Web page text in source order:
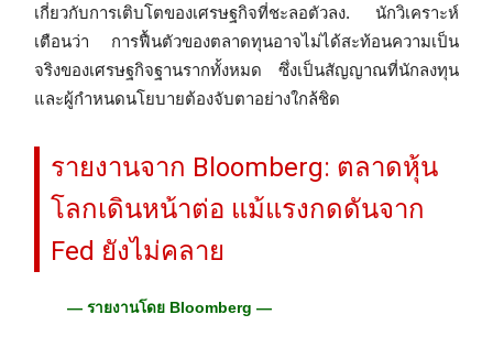
เกี่ยวกับการเติบโตของเศรษฐกิจที่ชะลอตัวลง. นักวิเคราะห์
เตือนว่า การฟื้นตัวของตลาดทุนอาจไม่ได้สะท้อนความเป็น
จริงของเศรษฐกิจฐานรากทั้งหมด ซึ่งเป็นสัญญาณที่นักลงทุน
และผู้กำหนดนโยบายต้องจับตาอย่างใกล้ชิด
รายงานจาก Bloomberg: ตลาดหุ้น
โลกเดินหน้าต่อ แม้แรงกดดันจาก
Fed ยังไม่คลาย
— รายงานโดย Bloomberg —